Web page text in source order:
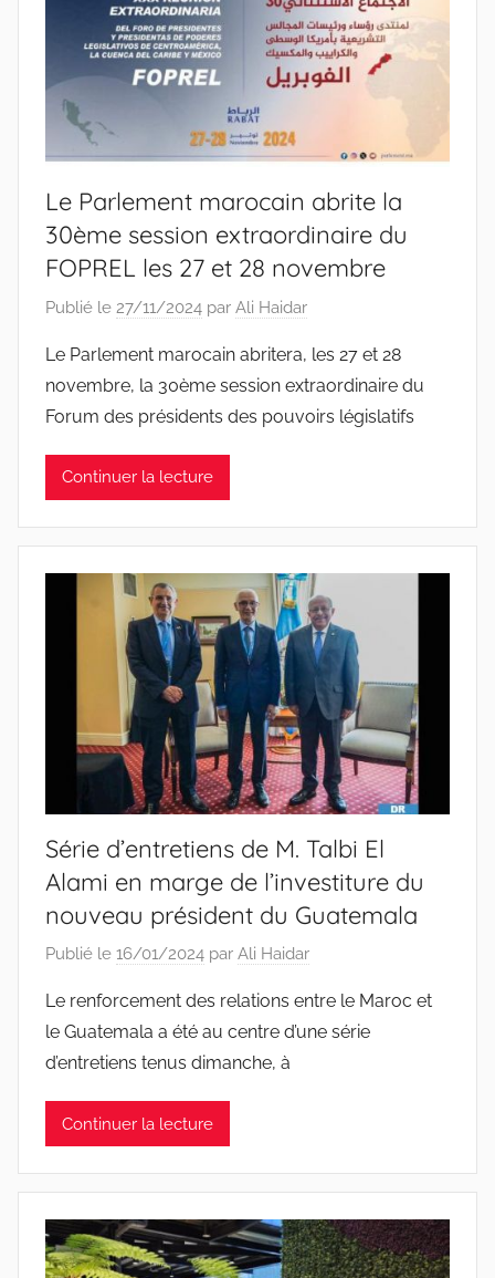
Le Parlement marocain abrite la
30ème session extraordinaire du
FOPREL les 27 et 28 novembre
Publié le 27/11/2024 par Ali Haidar
Le Parlement marocain abritera, les 27 et 28
novembre, la 30ème session extraordinaire du
Forum des présidents des pouvoirs législatifs
Continuer la lecture
Série d’entretiens de M. Talbi El
Alami en marge de l’investiture du
nouveau président du Guatemala
Publié le 16/01/2024 par Ali Haidar
Le renforcement des relations entre le Maroc et
le Guatemala a été au centre d’une série
d’entretiens tenus dimanche, à
Continuer la lecture